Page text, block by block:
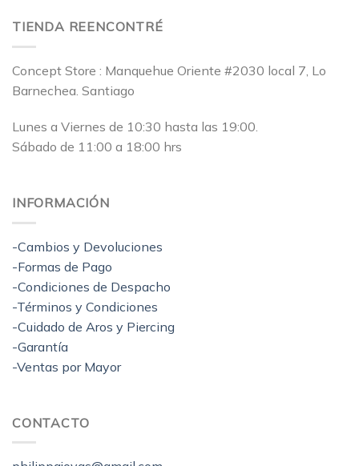
TIENDA REENCONTRÉ
Concept Store : Manquehue Oriente #2030 local 7, Lo
Barnechea. Santiago
Lunes a Viernes de 10:30 hasta las 19:00.
Sábado de 11:00 a 18:00 hrs
INFORMACIÓN
-Cambios y Devoluciones
-Formas de Pago
-Condiciones de Despacho
-Términos y Condiciones
-Cuidado de Aros y Piercing
-Garantía
-Ventas por Mayor
CONTACTO